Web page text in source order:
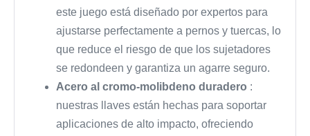
este juego está diseñado por expertos para
ajustarse perfectamente a pernos y tuercas, lo
que reduce el riesgo de que los sujetadores
se redondeen y garantiza un agarre seguro.
Acero al cromo-molibdeno duradero :
nuestras llaves están hechas para soportar
aplicaciones de alto impacto, ofreciendo